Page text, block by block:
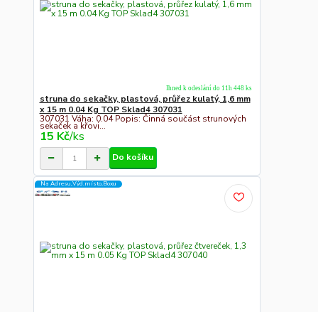
struna do sekačky, plastová, průřez kulatý, 1,6 mm
x 15 m 0.04 Kg TOP Sklad4 307031
307031 Váha: 0.04 Popis: Činná součást strunových
sekaček a křovi...
15 Kč/ks
Ihned k odeslání do 11h 448 ks
Do košíku
Na Adresu,Výd.místo,Boxu